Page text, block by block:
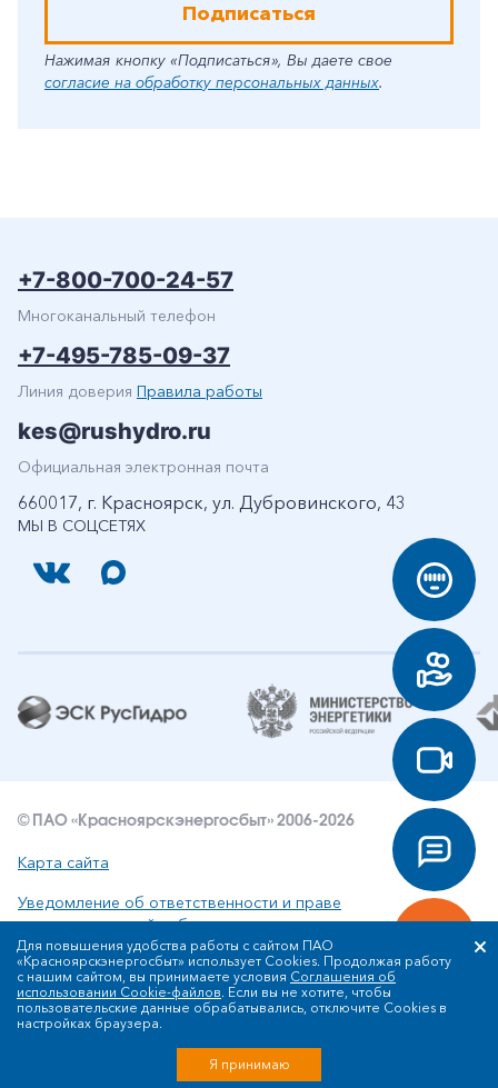
Подписаться
Нажимая кнопку «Подписаться», Вы даете свое
согласие на обработку персональных данных.
МЫ В СОЦСЕТЯХ
+7-800-700-24-57
Многоканальный телефон
+7-495-785-09-37
Линия доверия Правила работы
kes@rushydro.ru
Официальная электронная почта
660017, г. Красноярск, ул. Дубровинского, 43
© ПАО «Красноярскэнергосбыт» 2006-2026
Карта сайта
Уведомление об ответственности и праве
интеллектуальной собственности
Политика ПАО «Красноярскэнергосбыт» в отношении
обработки персональных данных
Для повышения удобства работы с сайтом ПАО
«Красноярскэнергосбыт» использует Cookies. Продолжая работу
с нашим сайтом, вы принимаете условия Соглашения об
использовании Cookie-файлов. Если вы не хотите, чтобы
пользовательские данные обрабатывались, отключите Cookies в
настройках браузера.
Я принимаю